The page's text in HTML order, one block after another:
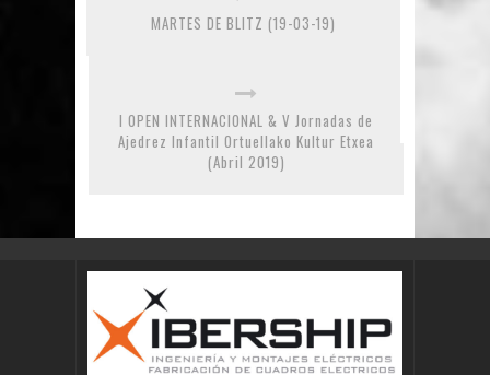
MARTES DE BLITZ (19-03-19)
I OPEN INTERNACIONAL & V Jornadas de
Ajedrez Infantil Ortuellako Kultur Etxea
(Abril 2019)